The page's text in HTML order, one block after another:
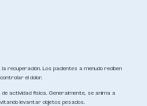
recuperación. Los pacientes a menudo reciben
el dolor.
de actividad física. Generalmente, se anima a
levantar objetos pesados.